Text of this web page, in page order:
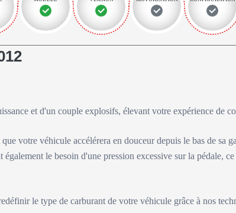
et d'un couple explosifs, élevant votre expérience de
votre véhicule accélérera en douceur depuis le bas de sa
le besoin d'une pression excessive sur la pédale,
le type de carburant de votre véhicule grâce à nos